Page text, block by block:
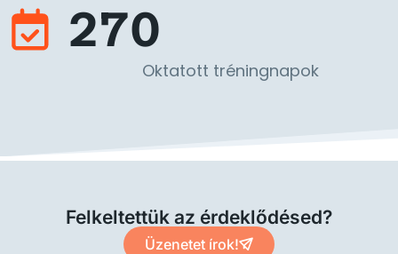
270
Oktatott tréningnapok
Üzenetet írok!
Felkeltettük az érdeklődésed?